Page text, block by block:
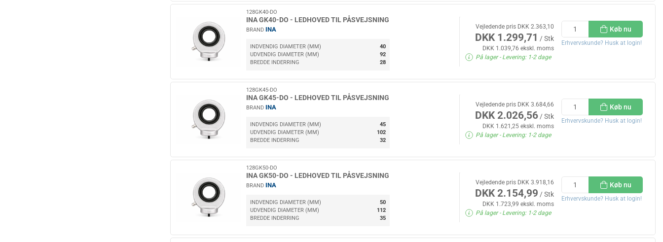
128GK40-DO
INA GK40-DO - LEDHOVED TIL PÅSVEJSNING
BRAND INA
INDVENDIG DIAMETER (MM)
40
UDVENDIG DIAMETER (MM)
92
BREDDE INDERRING
28
Vejledende pris DKK 2.363,10
DKK 1.299,71 / Stk
DKK 1.039,76 ekskl. moms
På lager- Levering: 1-2 dage
Køb nu
Erhvervskunde? Husk at login!
128GK45-DO
INA GK45-DO - LEDHOVED TIL PÅSVEJSNING
BRAND INA
INDVENDIG DIAMETER (MM)
45
UDVENDIG DIAMETER (MM)
102
BREDDE INDERRING
32
Vejledende pris DKK 3.684,66
DKK 2.026,56 / Stk
DKK 1.621,25 ekskl. moms
På lager- Levering: 1-2 dage
Køb nu
Erhvervskunde? Husk at login!
128GK50-DO
INA GK50-DO - LEDHOVED TIL PÅSVEJSNING
BRAND INA
INDVENDIG DIAMETER (MM)
50
UDVENDIG DIAMETER (MM)
112
BREDDE INDERRING
35
Vejledende pris DKK 3.918,16
DKK 2.154,99 / Stk
DKK 1.723,99 ekskl. moms
På lager- Levering: 1-2 dage
Køb nu
Erhvervskunde? Husk at login!